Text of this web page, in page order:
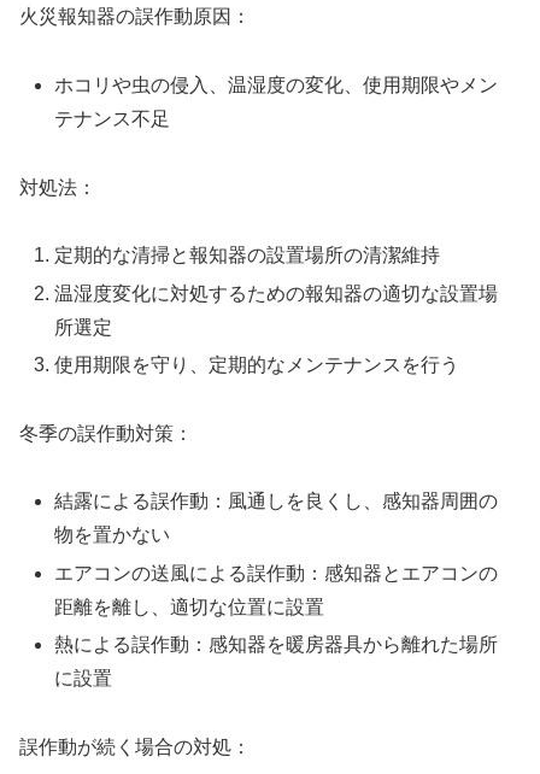
火災報知器の誤作動原因：
ホコリや虫の侵入、温湿度の変化、使用期限やメン
テナンス不足
対処法：
定期的な清掃と報知器の設置場所の清潔維持
温湿度変化に対処するための報知器の適切な設置場
所選定
使用期限を守り、定期的なメンテナンスを行う
冬季の誤作動対策：
結露による誤作動：風通しを良くし、感知器周囲の
物を置かない
エアコンの送風による誤作動：感知器とエアコンの
距離を離し、適切な位置に設置
熱による誤作動：感知器を暖房器具から離れた場所
に設置
誤作動が続く場合の対処：